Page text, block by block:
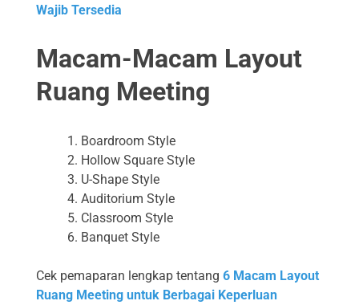
Wajib Tersedia
Macam-Macam Layout
Ruang Meeting
Boardroom Style
Hollow Square Style
U-Shape Style
Auditorium Style
Classroom Style
Banquet Style
Cek pemaparan lengkap tentang 6 Macam Layout
Ruang Meeting untuk Berbagai Keperluan